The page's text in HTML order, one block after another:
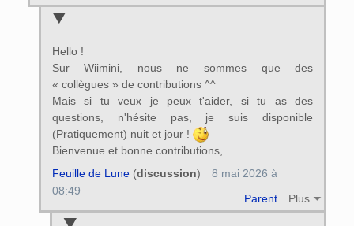
Hello !
Sur Wiimini, nous ne sommes que des
« collègues » de contributions ^^
Mais si tu veux je peux t'aider, si tu as des
questions, n'hésite pas, je suis disponible
(Pratiquement) nuit et jour !
Bienvenue et bonne contributions,
Parent Plus
Feuille de Lune(discussion)
8 mai 2026 à
08:49